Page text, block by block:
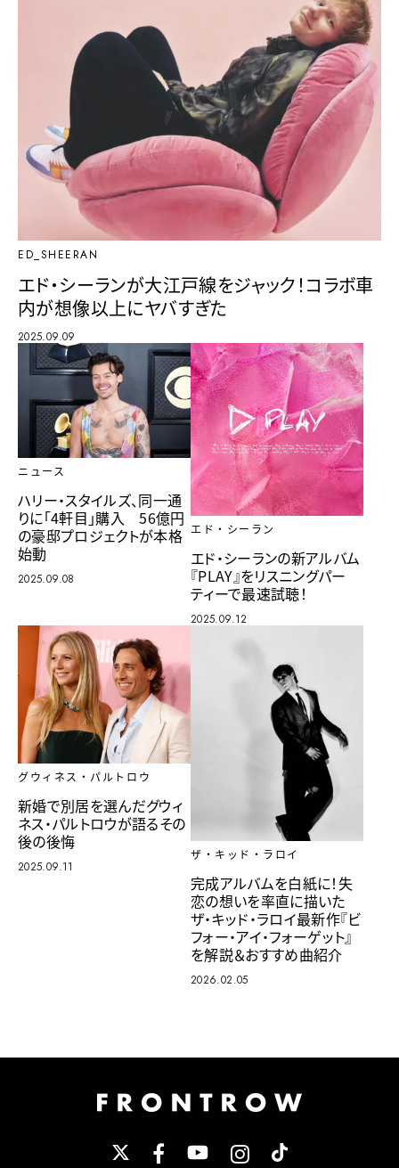
ED_SHEERAN
エド・シーランが大江戸線をジャック！コラボ車
内が想像以上にヤバすぎた
2025.09.09
ニュース
ハリー・スタイルズ、同一通
りに「4軒目」購入 56億円
の豪邸プロジェクトが本格
始動
2025.09.08
エド・シーラン
エド・シーランの新アルバム
『PLAY』をリスニングパー
ティーで最速試聴！
2025.09.12
グウィネス・パルトロウ
新婚で別居を選んだグウィ
ネス・パルトロウが語るその
後の後悔
2025.09.11
ザ・キッド・ラロイ
完成アルバムを白紙に！失
恋の想いを率直に描いた
ザ・キッド・ラロイ最新作『ビ
フォー・アイ・フォーゲット』
を解説＆おすすめ曲紹介
2026.02.05